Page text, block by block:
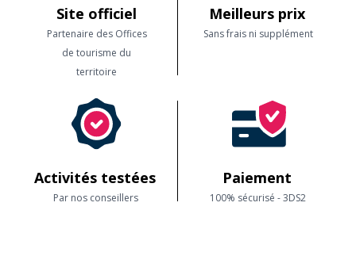
Site officiel
Partenaire des Offices
de tourisme du
territoire
Meilleurs prix
Sans frais ni supplément
Activités testées
Par nos conseillers
Paiement
100% sécurisé - 3DS2